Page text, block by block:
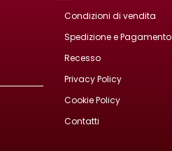
Condizioni di vendita
Spedizione e Pagamento
Recesso
Privacy Policy
Cookie Policy
Contatti